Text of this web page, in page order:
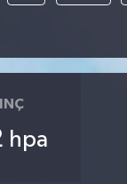
hpa